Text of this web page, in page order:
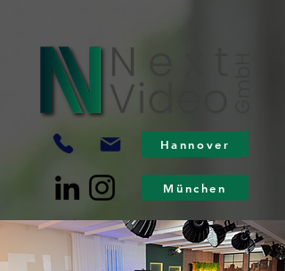
Hannover
München